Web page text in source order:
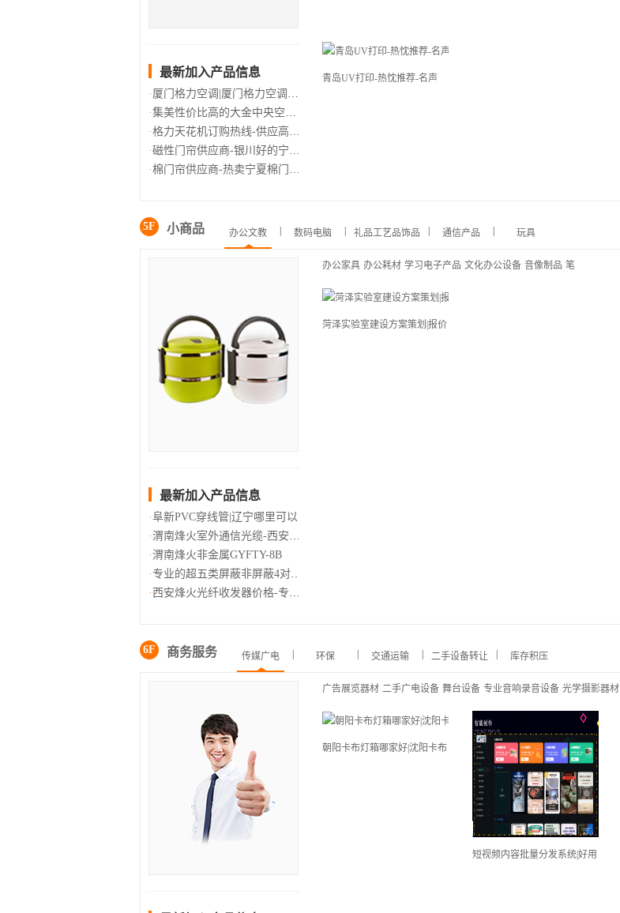
最新加入产品信息
厦门格力空调|厦门格力空调可靠
集美性价比高的大金中央空调_V
格力天花机订购热线-供应高品质
磁性门帘供应商-银川好的宁夏磁
棉门帘供应商-热卖宁夏棉门帘推
青岛UV打印-热忱推荐-名声
5F 小商品 办公文教 数码电脑 礼品工艺品饰品 通信产品 玩具
最新加入产品信息
阜新PVC穿线管|辽宁哪里可以
渭南烽火室外通信光缆-西安唯苑
渭南烽火非金属GYFTY-8B
专业的超五类屏蔽非屏蔽4对双绞
西安烽火光纤收发器价格-专业的
办公家具 办公耗材 学习电子产品 文化办公设备 音像制品 笔
菏泽实验室建设方案策划|报价
6F 商务服务 传媒广电 环保 交通运输 二手设备转让 库存积压
广告展览器材 二手广电设备 舞台设备 专业音响录音设备 光学摄影器材
朝阳卡布灯箱哪家好|沈阳卡布
短视频内容批量分发系统|好用